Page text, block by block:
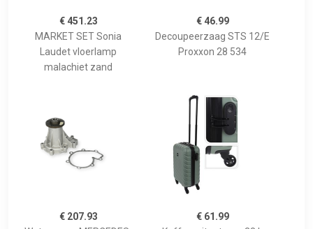
€ 451.23
MARKET SET Sonia
Laudet vloerlamp
malachiet zand
€ 46.99
Decoupeerzaag STS 12/E
Proxxon 28 534
€ 207.93
€ 61.99